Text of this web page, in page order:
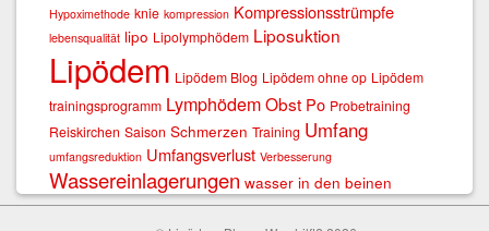
Hypoximethode knie kompression Kompressionsstrümpfe
lebensqualität lipo Lipolymphödem Liposuktion
Lipödem Lipödem Blog Lipödem ohne op Lipödem
trainingsprogramm LymphödemObst Po Probetraining
Reiskirchen Saison Schmerzen Training Umfang
umfangsreduktion Umfangsverlust Verbesserung
Wassereinlagerungen wasser in den beinen